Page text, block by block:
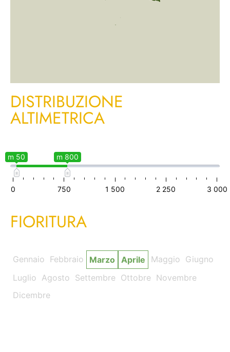
DISTRIBUZIONE
ALTIMETRICA
m 50 m 800
0 750 1 500 2 250 3 000
FIORITURA
Gennaio Febbraio Marzo Aprile Maggio Giugno
Luglio Agosto Settembre Ottobre Novembre
Dicembre